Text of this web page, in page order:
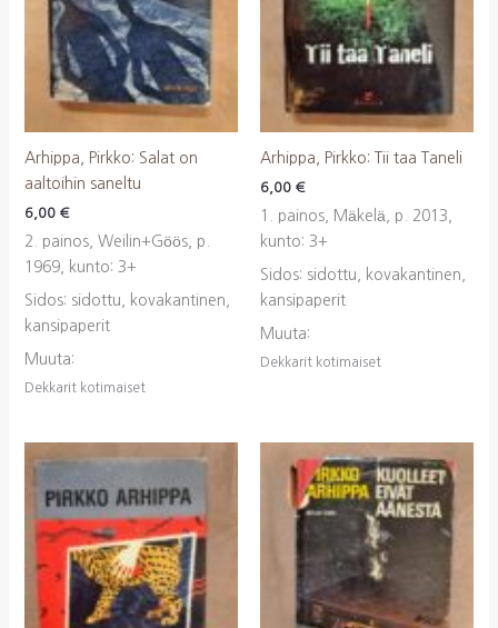
Arhippa, Pirkko: Salat on
aaltoihin saneltu
6,00 €
2. painos, Weilin+Göös, p.
1969, kunto: 3+
Sidos: sidottu, kovakantinen,
kansipaperit
Muuta:
Dekkarit kotimaiset
Arhippa, Pirkko: Tii taa Taneli
6,00 €
1. painos, Mäkelä, p. 2013,
kunto: 3+
Sidos: sidottu, kovakantinen,
kansipaperit
Muuta:
Dekkarit kotimaiset